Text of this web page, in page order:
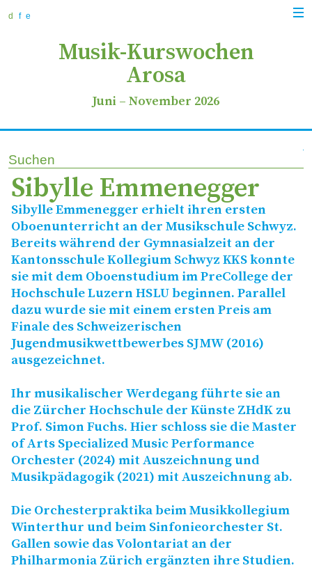
d f e
Musik-Kurswochen
Arosa
Juni – November 2026
Suchen
Sibylle Emmenegger
Sibylle Emmenegger erhielt ihren ersten
Oboenunterricht an der Musikschule Schwyz.
Bereits während der Gymnasialzeit an der
Kantonsschule Kollegium Schwyz KKSkonnte
sie mit dem Oboenstudium im PreCollege der
Hochschule LuzernHSLUbeginnen. Parallel
dazu wurde sie mit einem ersten Preis am
Finale des Schweizerischen
Jugendmusikwettbewerbes SJMW (2016)
ausgezeichnet.
Ihr musikalischer Werdegang führte sie an
die Zürcher Hochschule der Künste ZHdK zu
Prof. Simon Fuchs. Hier schloss sie die Master
of Arts Specialized Music Performance
Orchester (2024) mit Auszeichnung und
Musikpädagogik (2021) mit Auszeichnung ab.
Die Orchesterpraktika beim Musikkollegium
Winterthur und beim Sinfonieorchester St.
Gallen sowie das Volontariat an der
Philharmonia Zürich ergänzten ihre Studien.